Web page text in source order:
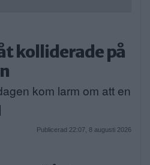
kolliderade på
kom larm om att en
Publicerad 22:07, 8 augusti 2026